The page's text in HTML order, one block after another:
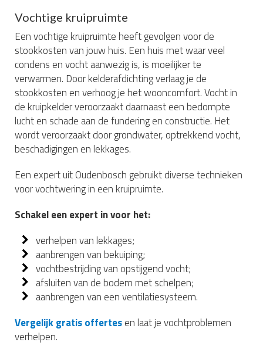
Vochtige kruipruimte
Een vochtige kruipruimte heeft gevolgen voor de
stookkosten van jouw huis. Een huis met waar veel
condens en vocht aanwezig is, is moeilijker te
verwarmen. Door kelderafdichting verlaag je de
stookkosten en verhoog je het wooncomfort. Vocht in
de kruipkelder veroorzaakt daarnaast een bedompte
lucht en schade aan de fundering en constructie. Het
wordt veroorzaakt door grondwater, optrekkend vocht,
beschadigingen en lekkages.
Een expert uit Oudenbosch gebruikt diverse technieken
voor vochtwering in een kruipruimte.
Schakel een expert in voor het:
verhelpen van lekkages;
aanbrengen van bekuiping;
vochtbestrijding van opstijgend vocht;
afsluiten van de bodem met schelpen;
aanbrengen van een ventilatiesysteem.
Vergelijk gratis offertesen laat je vochtproblemen
verhelpen.